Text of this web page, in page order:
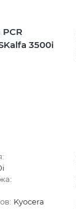
3500i
Kyocera